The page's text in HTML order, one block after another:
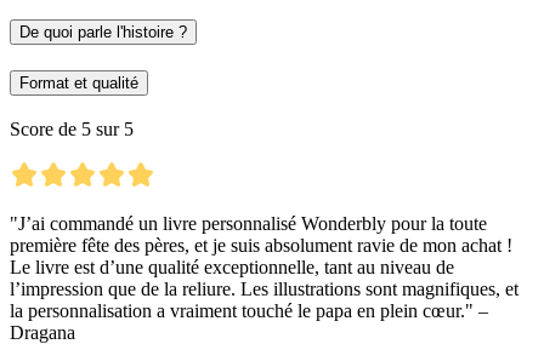
De quoi parle l'histoire ?
Format et qualité
Score de 5 sur 5
"J’ai commandé un livre personnalisé Wonderbly pour la toute
première fête des pères, et je suis absolument ravie de mon achat !
Le livre est d’une qualité exceptionnelle, tant au niveau de
l’impression que de la reliure. Les illustrations sont magnifiques, et
la personnalisation a vraiment touché le papa en plein cœur." –
Dragana